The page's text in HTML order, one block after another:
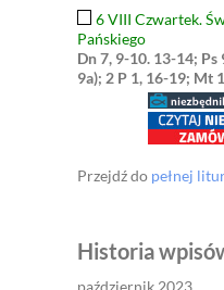
6 VIII Czwartek.
Pańskiego
Dn 7, 9-10. 13-14; Ps
9a); 2 P 1, 16-19; Mt
Przejdź do pełnej
Historia
październik 2023